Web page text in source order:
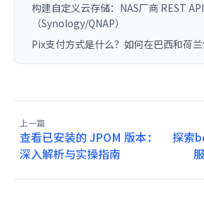
构建自定义云存储：NAS厂商 REST
（Synology/QNAP）
Pix支付方式是什么？如何在巴西和荷兰
上一篇
查看已安装的 JPOM 版本：
深入解析与实操指南
探索